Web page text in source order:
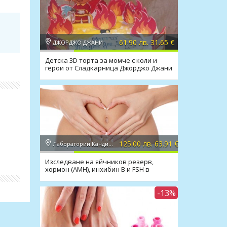
само
ДЖОРДЖО ДЖАНИ 61.90 лв. 31.65 €
Детска 3D торта за момче с коли и
герои от Сладкарница Джорджо Джани
Лаборатории Кандиларов 125.00 лв. 63.91 €
Изследване на яйчников резерв,
хормон (AMH), инхибин В и FSH в
Лаборатории Кандиларов
-13%